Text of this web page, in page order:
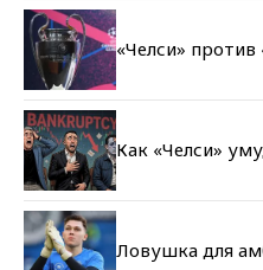
«Челси»
Как «Челси»
Ловушка для